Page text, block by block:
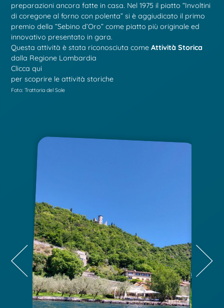
preparazioni ancora fatte in casa. Nel 1975 il piatto “Involtini
di coregone al forno con polenta” si è aggiudicato il primo
premio della “Sebino d’Oro” come piatto più originale ed
innovativo presentato in gara.
Questa attività è stata riconosciuta comeAttività Storica
dalla Regione Lombardia
Clicca qui
per scoprire le attività storiche
Foto: Trattoria del Sole